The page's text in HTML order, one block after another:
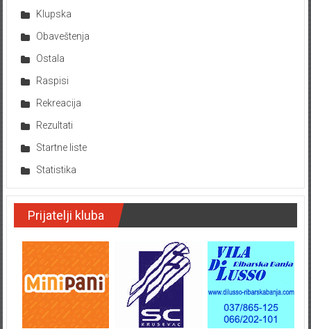
Klupska
Obaveštenja
Ostala
Raspisi
Rekreacija
Rezultati
Startne liste
Statistika
Prijatelji kluba